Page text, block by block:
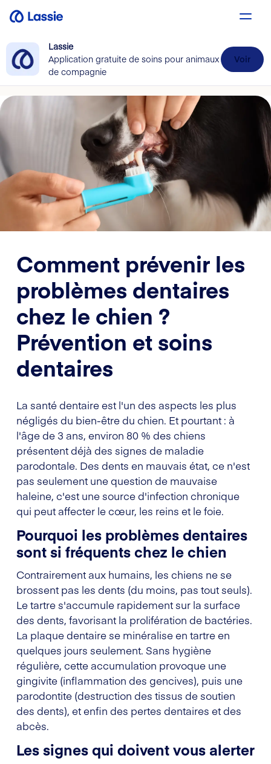
Lassie
Application gratuite de soins pour animaux
de compagnie
Voir
Comment prévenir les
problèmes dentaires
chez le chien ?
Prévention et soins
dentaires
La santé dentaire est l'un des aspects les plus
négligés du bien-être du chien. Et pourtant : à
l'âge de 3 ans, environ 80 % des chiens
présentent déjà des signes de maladie
parodontale. Des dents en mauvais état, ce n'est
pas seulement une question de mauvaise
haleine, c'est une source d'infection chronique
qui peut affecter le cœur, les reins et le foie.
Pourquoi les problèmes dentaires
sont si fréquents chez le chien
Contrairement aux humains, les chiens ne se
brossent pas les dents (du moins, pas tout seuls).
Le tartre s'accumule rapidement sur la surface
des dents, favorisant la prolifération de bactéries.
La plaque dentaire se minéralise en tartre en
quelques jours seulement. Sans hygiène
régulière, cette accumulation provoque une
gingivite (inflammation des gencives), puis une
parodontite (destruction des tissus de soutien
des dents), et enfin des pertes dentaires et des
abcès.
Les signes qui doivent vous alerter